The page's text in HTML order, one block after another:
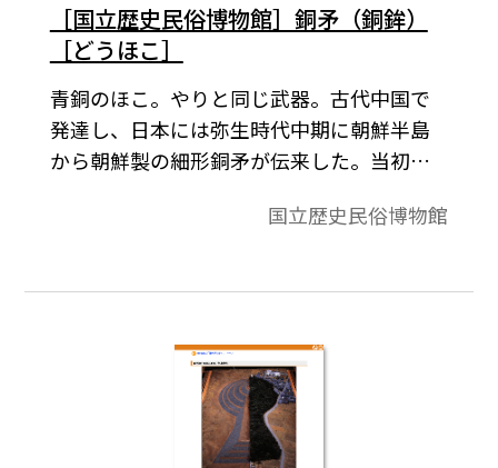
［国立歴史民俗博物館］銅矛（銅鉾）
［どうほこ］
青銅のほこ。やりと同じ武器。古代中国で
発達し、日本には弥生時代中期に朝鮮半島
から朝鮮製の細形銅矛が伝来した。当初は
型化して祭儀用となる。（資料写真は国立
のもの）
国立歴史民俗博物館